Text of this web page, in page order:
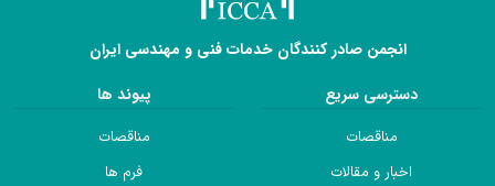
انجمن صادر کنندگان خدمات فنی و مهندسی ایران
دسترسی سریع
مناقصات
اخبار و مقالات
پیوند ها
مناقصات
فرم ها